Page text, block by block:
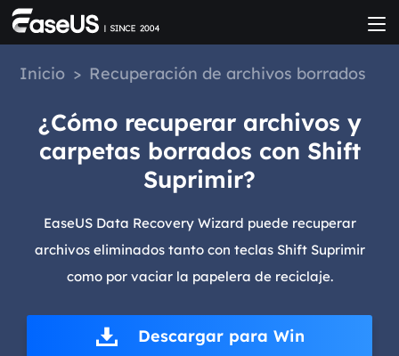
Inicio > Recuperación de archivos borrados
¿Cómo recuperar archivos y
carpetas borrados con Shift
Suprimir?
EaseUS Data Recovery Wizard puede recuperar
archivos eliminados tanto con teclas Shift Suprimir
como por vaciar la papelera de reciclaje.
Descargar para Win